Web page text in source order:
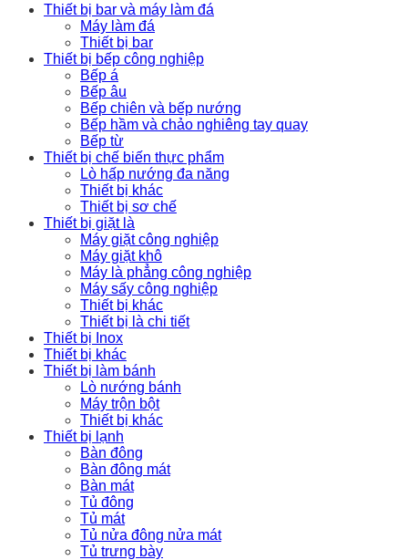
Thiết bị bar và máy làm đá
Máy làm đá
Thiết bị bar
Thiết bị bếp công nghiệp
Bếp á
Bếp âu
Bếp chiên và bếp nướng
Bếp hầm và chảo nghiêng tay quay
Bếp từ
Thiết bị chế biến thực phẩm
Lò hấp nướng đa năng
Thiết bị khác
Thiết bị sơ chế
Thiết bị giặt là
Máy giặt công nghiệp
Máy giặt khô
Máy là phẳng công nghiệp
Máy sấy công nghiệp
Thiết bị khác
Thiết bị là chi tiết
Thiết bị Inox
Thiết bị khác
Thiết bị làm bánh
Lò nướng bánh
Máy trộn bột
Thiết bị khác
Thiết bị lạnh
Bàn đông
Bàn đông mát
Bàn mát
Tủ đông
Tủ mát
Tủ nửa đông nửa mát
Tủ trưng bày